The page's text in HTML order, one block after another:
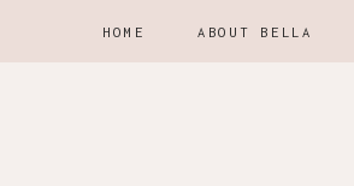
HOME ABOUT BELLA